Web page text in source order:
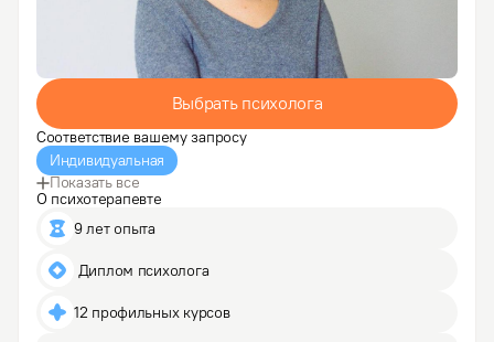
Выбрать психолога
Соответствие вашему запросу
Индивидуальная
Показать все
О психотерапевте
9 лет опыта
Диплом психолога
12 профильных курсов